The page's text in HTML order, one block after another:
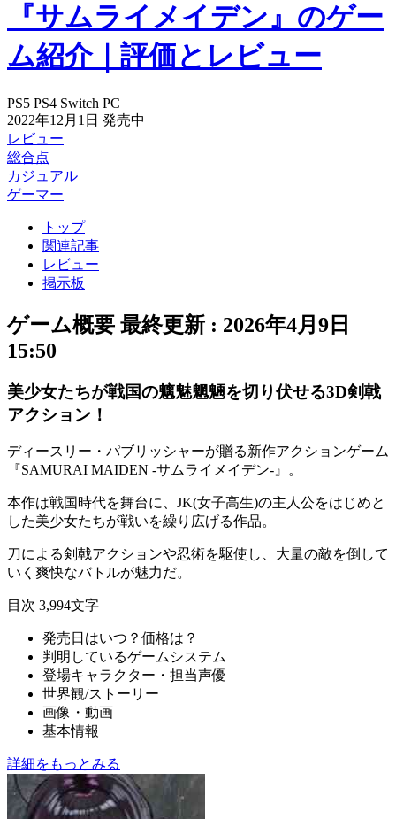
『サムライメイデン』のゲー
ム紹介｜評価とレビュー
PS5 PS4 Switch PC
2022年12月1日 発売中
レビュー
総合点
カジュアル
ゲーマー
トップ
関連記事
レビュー
掲示板
ゲーム概要 最終更新 : 2026年4月9日
15:50
美少女たちが戦国の魑魅魍魎を切り伏せる3D剣戟
アクション！
ディースリー・パブリッシャーが贈る新作アクションゲーム
『SAMURAI MAIDEN -サムライメイデン-』。
本作は戦国時代を舞台に、 JK(女子高生)の主人公をはじめと
した美少女たちが戦いを繰り広げる作品。
刀による剣戟アクションや忍術を駆使し、大量の敵を倒して
いく爽快なバトルが魅力だ。
目次 3,994文字
発売日はいつ？価格は？
判明しているゲームシステム
登場キャラクター・担当声優
世界観/ストーリー
画像・動画
基本情報
詳細をもっとみる